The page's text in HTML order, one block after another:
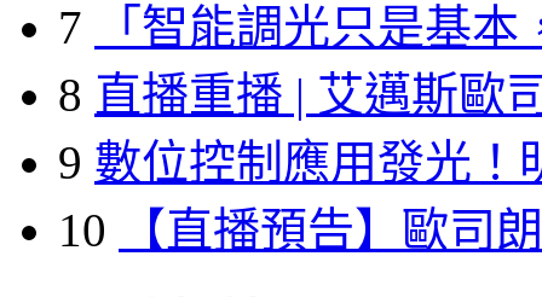
7
「智能調光只是基本
8 直播重播 | 艾邁斯歐
9 數位控制應用發光！
10
【直播預告】歐司